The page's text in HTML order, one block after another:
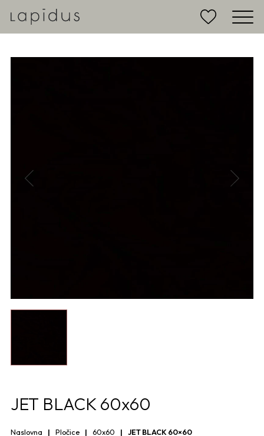
JET BLACK 60x60
Naslovna Pločice 60x60 JET BLACK 60×60